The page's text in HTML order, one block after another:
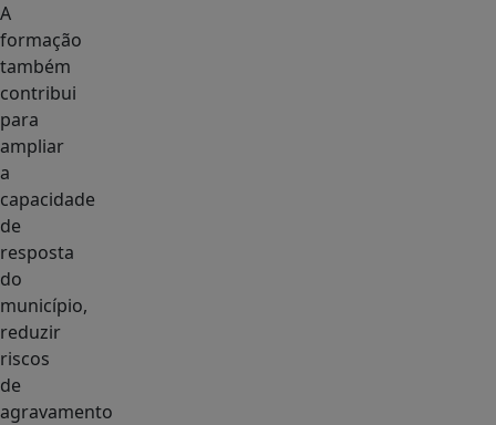
A
formação
também
contribui
para
ampliar
a
capacidade
de
resposta
do
município,
reduzir
riscos
de
agravamento